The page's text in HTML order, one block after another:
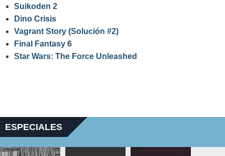
Suikoden 2
Dino Crisis
Vagrant Story (Solución #2)
Final Fantasy 6
Star Wars: The Force Unleashed
ESPECIALES